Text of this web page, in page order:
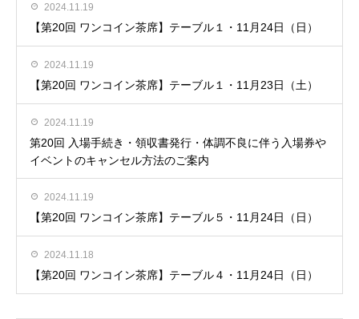
2024.11.19
【第20回 ワンコイン茶席】テーブル１・11月24日（日）
2024.11.19
【第20回 ワンコイン茶席】テーブル１・11月23日（土）
2024.11.19
第20回 入場手続き・領収書発行・体調不良に伴う入場券や
イベントのキャンセル方法のご案内
2024.11.19
【第20回 ワンコイン茶席】テーブル５・11月24日（日）
2024.11.18
【第20回 ワンコイン茶席】テーブル４・11月24日（日）